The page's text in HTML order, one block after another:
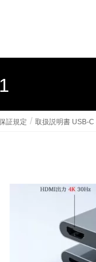
証規定 取扱説明書 USB-